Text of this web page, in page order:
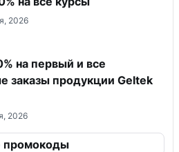
2026
на первый и все
заказы продукции Geltek
2026
промокоды